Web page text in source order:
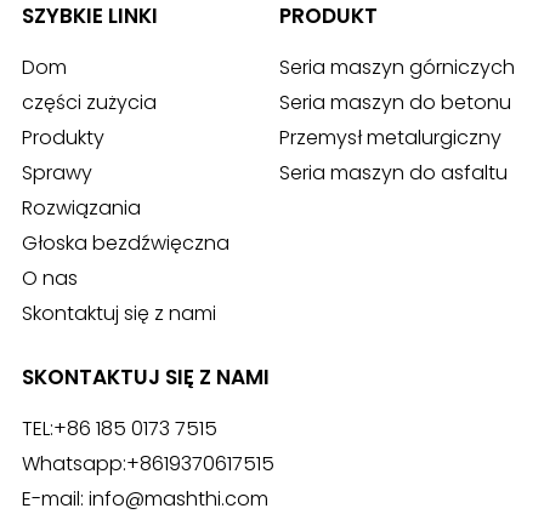
SZYBKIE LINKI
Dom
części zużycia
Produkty
Sprawy
Rozwiązania
Głoska bezdźwięczna
O nas
Skontaktuj się z nami
PRODUKT
Seria maszyn górniczych
Seria maszyn do betonu
Przemysł metalurgiczny
Seria maszyn do asfaltu
SKONTAKTUJ SIĘ Z NAMI
TEL:+86 185 0173 7515
Whatsapp:+8619370617515
E-mail: info@mashthi.com